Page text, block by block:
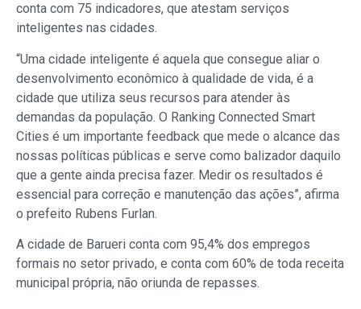
conta com 75 indicadores, que atestam serviços
inteligentes nas cidades.
“Uma cidade inteligente é aquela que consegue aliar o
desenvolvimento econômico à qualidade de vida, é a
cidade que utiliza seus recursos para atender às
demandas da população. O Ranking Connected Smart
Cities é um importante feedback que mede o alcance das
nossas políticas públicas e serve como balizador daquilo
que a gente ainda precisa fazer. Medir os resultados é
essencial para correção e manutenção das ações”, afirma
o prefeito Rubens Furlan.
A cidade de Barueri conta com 95,4% dos empregos
formais no setor privado, e conta com 60% de toda receita
municipal própria, não oriunda de repasses.